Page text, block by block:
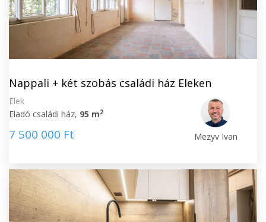
Nappali + két szobás családi ház Eleken
Elek
Eladó családi ház, 95 m2
7 500 000 Ft Mezyv Ivan